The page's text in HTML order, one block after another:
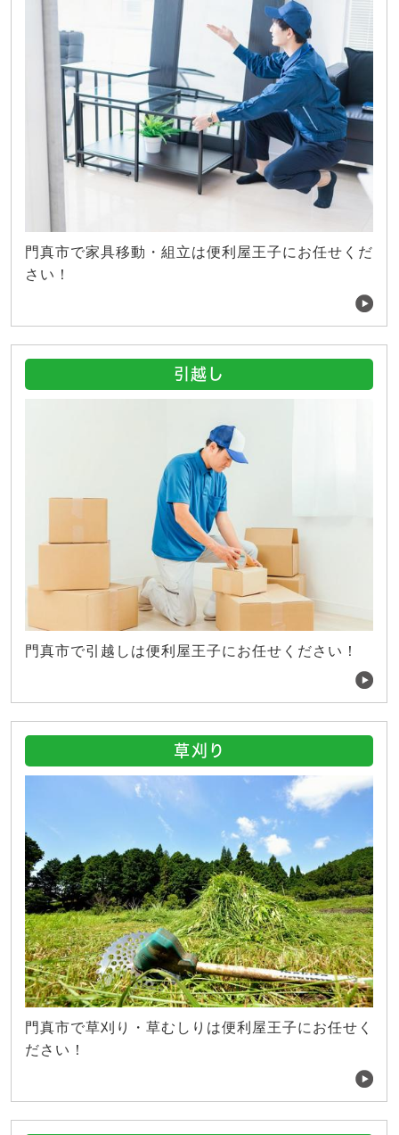
門真市で家具移動・組立は便利屋王子にお任せくだ
さい！
引越し
門真市で引越しは便利屋王子にお任せください！
草刈り
門真市で草刈り・草むしりは便利屋王子にお任せく
ださい！